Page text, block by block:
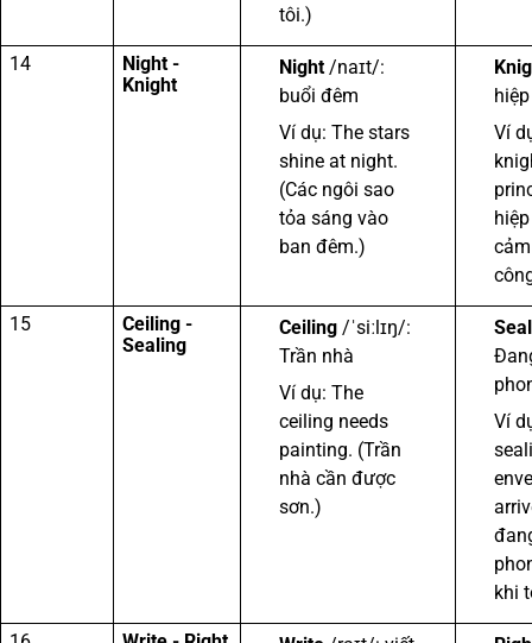
tôi.)
14
Night -
Knight
Night/naɪt/:
buổi đêm
Ví dụ: The stars
shine at night.
(Các ngôi sao
tỏa sáng vào
ban đêm.)
Ví
15
Ceiling -
Sealing
Ceiling/ˈsiːlɪŋ/:
Trần nhà
Ví dụ: The
ceiling needs
painting. (Trần
nhà cần được
sơn.)
Ví
khi